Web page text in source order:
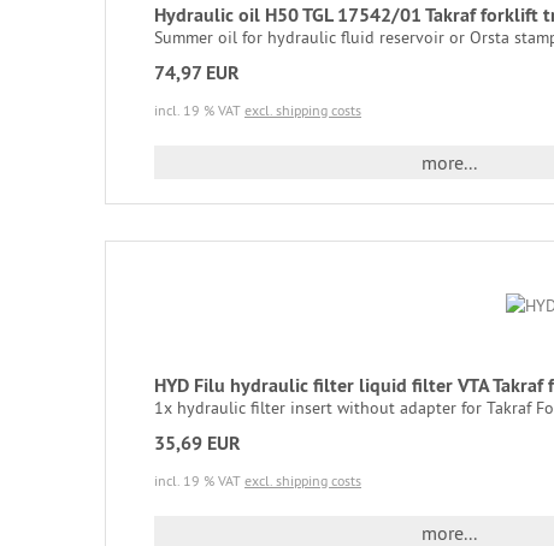
Hydraulic oil H50 TGL 17542/01 Takraf forklift
Summer oil for hydraulic fluid reservoir or Orsta
74,97 EUR
incl. 19 % VAT excl. shipping costs
more...
HYD Filu hydraulic filter liquid filter VTA Takraf
1x hydraulic filter insert without adapter for Takraf
35,69 EUR
incl. 19 % VAT excl. shipping costs
more...